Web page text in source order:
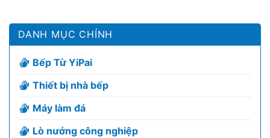
DANH MỤC CHÍNH
Bếp Từ YiPai
Thiết bị nhà bếp
Máy làm đá
Lò nướng công nghiệp